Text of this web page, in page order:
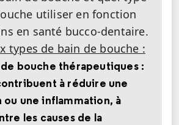
utiliser en fonction
en santé bucco-dentaire.
types de bain de bouche :
de bouche thérapeutiques :
à réduire une
une inflammation, à
les causes de la